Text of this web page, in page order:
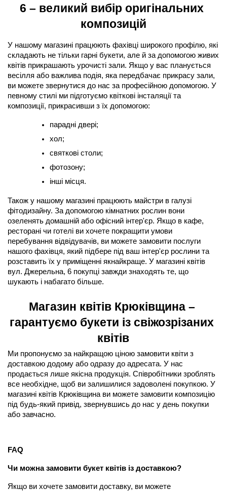
6 – великий вибір оригінальних
композицій
У нашому магазині працюють фахівці широкого профілю, які
складають не тільки гарні букети, але й за допомогою живих
квітів прикрашають урочисті зали. Якщо у вас планується
весілля або важлива подія, яка передбачає прикрасу зали,
ви можете звернутися до нас за професійною допомогою. У
певному стилі ми підготуємо квіткові інсталяції та
композиції, прикрасивши з їх допомогою:
парадні двері;
хол;
святкові столи;
фотозону;
інші місця.
Також у нашому магазині працюють майстри в галузі
фітодизайну. За допомогою кімнатних рослин вони
озеленять домашній або офісний інтер'єр. Якщо в кафе,
ресторані чи готелі ви хочете покращити умови
перебування відвідувачів, ви можете замовити послуги
нашого фахівця, який підбере під ваш інтер'єр рослини та
розставить їх у приміщенні якнайкраще. У магазині квітів
вул. Джерельна, 6 покупці завжди знаходять те, що
шукають і набагато більше.
Магазин квітів Крюківщина –
гарантуємо букети із свіжозрізаних
квітів
Ми пропонуємо за найкращою ціною замовити квіти з
доставкою додому або одразу до адресата. У нас
продається лише якісна продукція. Співробітники зроблять
все необхідне, щоб ви залишилися задоволені покупкою. У
магазині квітів Крюківщина ви можете замовити композицію
під будь-який привід, звернувшись до нас у день покупки
або завчасно.
FAQ
Чи можна замовити букет квітів із доставкою?
Якщо ви хочете замовити доставку, ви можете